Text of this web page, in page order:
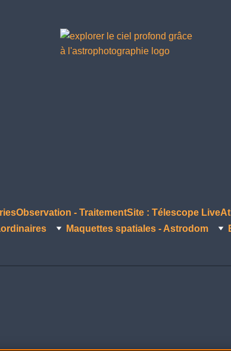
Observation - TraitementSite : Télescope Live
Maquettes spatiales - Astrodom